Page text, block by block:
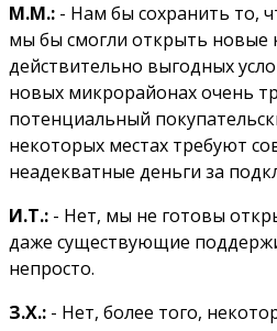
М.М.: - Нам бы сохранить то,
мы бы смогли открыть новые
действительно выгодных
новых микрорайонах очень
потенциальный
некоторых местах требуют
неадекватные деньги за
И.Т.: - Нет, мы не готовы
даже существующие
непросто.
З.Х.: - Нет, более того,